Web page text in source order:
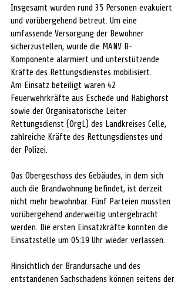
Insgesamt wurden rund 35 Personen evakuiert
und vorübergehend betreut. Um eine
umfassende Versorgung der Bewohner
sicherzustellen, wurde die MANV B-
Komponente alarmiert und unterstützende
Kräfte des Rettungsdienstes mobilisiert.
Am Einsatz beteiligt waren 42
Feuerwehrkräfte aus Eschede und Habighorst
sowie der Organisatorische Leiter
Rettungsdienst (OrgL) des Landkreises Celle,
zahlreiche Kräfte des Rettungsdienstes und
der Polizei.
Das Obergeschoss des Gebäudes, in dem sich
auch die Brandwohnung befindet, ist derzeit
nicht mehr bewohnbar. Fünf Parteien mussten
vorübergehend anderweitig untergebracht
werden. Die ersten Einsatzkräfte konnten die
Einsatzstelle um 05:19 Uhr wieder verlassen.
Hinsichtlich der Brandursache und des
entstandenen Sachschadens können seitens der